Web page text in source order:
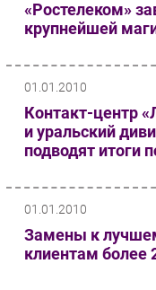
«Ростелеком»
крупнейшей
01.01.2010
Контакт-центр
и уральский
подводят итоги
01.01.2010
Замены к
клиентам более